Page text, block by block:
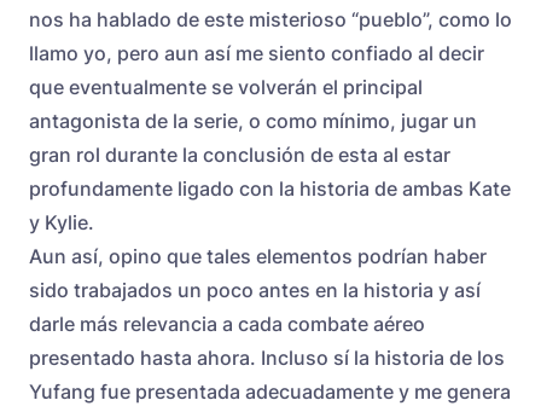
nos ha hablado de este misterioso “pueblo”, como lo
llamo yo, pero aun así me siento confiado al decir
que eventualmente se volverán el principal
antagonista de la serie, o como mínimo, jugar un
gran rol durante la conclusión de esta al estar
profundamente ligado con la historia de ambas Kate
y Kylie.
Aun así, opino que tales elementos podrían haber
sido trabajados un poco antes en la historia y así
darle más relevancia a cada combate aéreo
presentado hasta ahora. Incluso sí la historia de los
Yufang fue presentada adecuadamente y me genera